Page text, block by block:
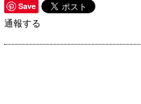
Save
通報する